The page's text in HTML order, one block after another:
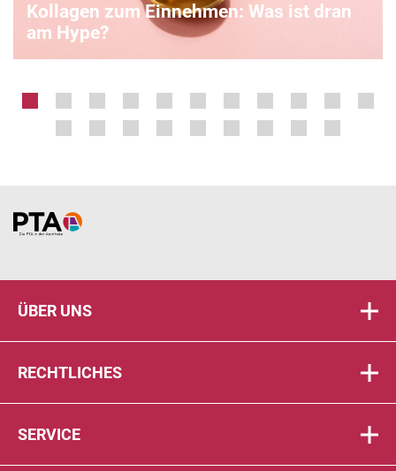
Kollagen zum Einnehmen: Was ist dran
am Hype?
Home
ÜBER UNS
RECHTLICHES
SERVICE